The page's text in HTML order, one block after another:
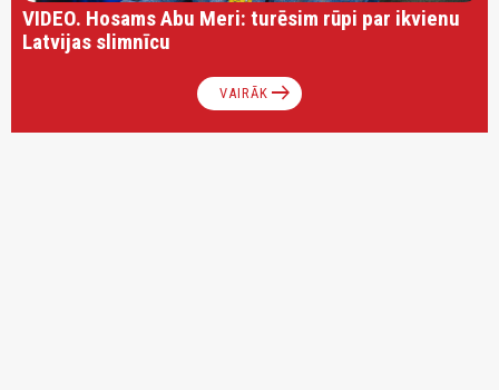
VIDEO. Hosams Abu Meri: turēsim rūpi par ikvienu
Latvijas slimnīcu
VAIRĀK arrow_right_alt